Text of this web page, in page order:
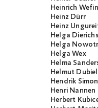
Heinrich
Heinz Dürr
Heinz
Helga Dierichs
Helga
Helga Wex
Helma
Helmut Dubiel
Hendrik Simon
Henri Nannen
Herbert